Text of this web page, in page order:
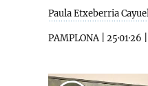
Paula Etxeberria
PAMPLONA| 25·01·26